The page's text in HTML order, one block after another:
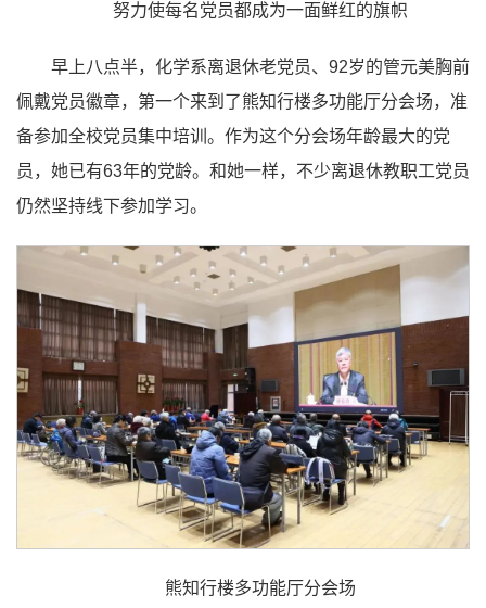
努力使每名党员都成为一面鲜红的旗帜
早上八点半，化学系离退休老党员、92岁的管元美胸前
佩戴党员徽章，第一个来到了熊知行楼多功能厅分会场，准
备参加全校党员集中培训。作为这个分会场年龄最大的党
员，她已有63年的党龄。和她一样，不少离退休教职工党员
仍然坚持线下参加学习。
熊知行楼多功能厅分会场